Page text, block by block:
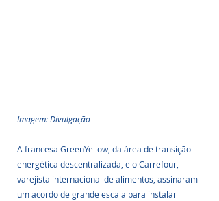
Imagem: Divulgação
A francesa GreenYellow, da área de transição
energética descentralizada, e o Carrefour,
varejista internacional de alimentos, assinaram
um acordo de grande escala para instalar